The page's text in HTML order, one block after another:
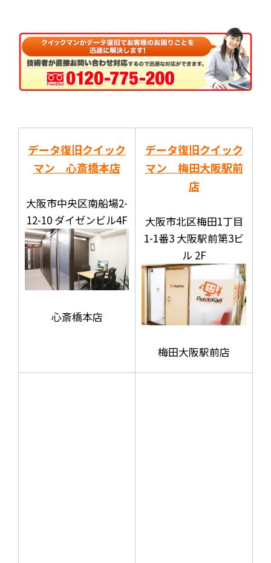
データ復旧クイック
マン 心斎橋本店
大阪市中央区南船場2-
12-10 ダイゼンビル4F
心斎橋本店
データ復旧クイック
マン 梅田大阪駅前
店
大阪市北区梅田1丁目
1-1番3 大阪駅前第3ビ
ル 2F
梅田大阪駅前店